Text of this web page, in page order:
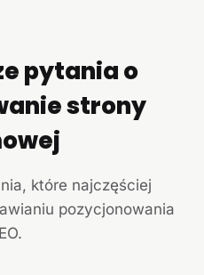
pytania o
strony
które najczęściej
pozycjonowania